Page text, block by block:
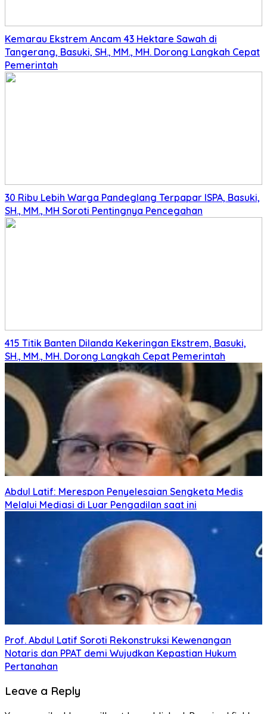
Kemarau Ekstrem Ancam 43 Hektare Sawah di
Tangerang, Basuki, SH., MM., MH. Dorong Langkah Cepat
Pemerintah
30 Ribu Lebih Warga Pandeglang Terpapar ISPA, Basuki,
SH., MM., MH Soroti Pentingnya Pencegahan
415 Titik Banten Dilanda Kekeringan Ekstrem, Basuki,
SH., MM., MH. Dorong Langkah Cepat Pemerintah
Abdul Latif: Merespon Penyelesaian Sengketa Medis
Melalui Mediasi di Luar Pengadilan saat ini
Prof. Abdul Latif Soroti Rekonstruksi Kewenangan
Notaris dan PPAT demi Wujudkan Kepastian Hukum
Pertanahan
Leave a Reply